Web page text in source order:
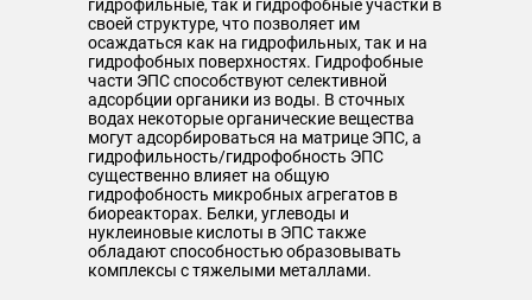
гидрофильные, так и гидрофобные участки в
своей структуре, что позволяет им
осаждаться как на гидрофильных, так и на
гидрофобных поверхностях. Гидрофобные
части ЭПС способствуют селективной
адсорбции органики из воды. В сточных
водах некоторые органические вещества
могут адсорбироваться на матрице ЭПС, а
гидрофильность/гидрофобность ЭПС
существенно влияет на общую
гидрофобность микробных агрегатов в
биореакторах. Белки, углеводы и
нуклеиновые кислоты в ЭПС также
обладают способностью образовывать
комплексы с тяжелыми металлами.